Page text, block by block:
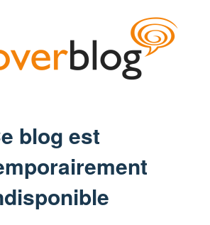
blog est